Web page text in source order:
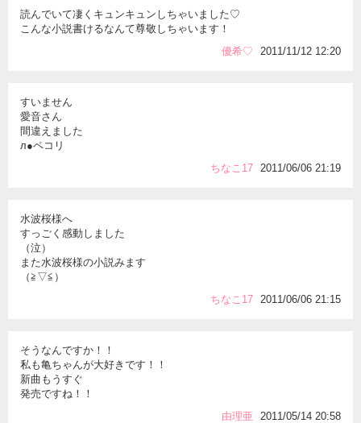
読んでいて凄くキュンキュンしちゃいました♡
こんな小説書けるなんて尊敬しちゃいます！
優希♡
2011/11/12 12:20
すいません
愛音さん
間違えました
л●ペコリ
ちなこ17
2011/06/06 21:19
水波桜様へ
すっごく感動しました
（泣）
また水波桜様の小説みます
（≧▽≦）
ちなこ17
2011/06/06 21:15
そうなんですか！！
私も亀ちゃんが大好きです！！
新曲もうすぐ
発売ですね！！
由理亜
2011/05/14 20:58